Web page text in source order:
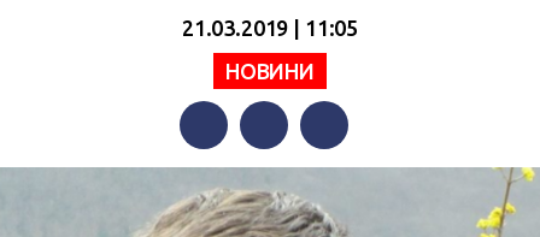
21.03.2019 | 11:05
НОВИНИ
FacebookTwitterTelegram